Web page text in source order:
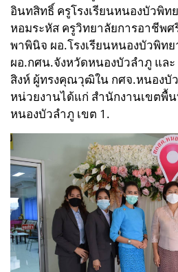
อินทสิทธิ์ ครูโรงเรียนหนองบัวพิ
หอมระหัส ครูวิทยาลัยการอาชีพศ
พาพินิจ ผอ.โรงเรียนหนองบัวพิท
ผอ.กศน.จังหวัดหนองบัวลำภู แล
สิงห์ ผู้ทรงคุณวุฒิใน กศจ.หนองบั
หน่วยงานได้แก่ สำนักงานเขตพื้
หนองบัวลำภู เขต 1.